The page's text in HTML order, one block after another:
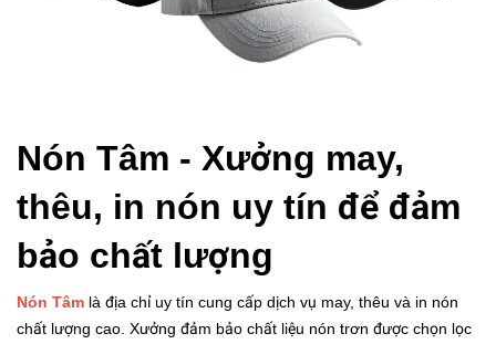
Nón Tâm - Xưởng may,
thêu, in nón uy tín để đảm
bảo chất lượng
Nón Tâm là địa chỉ uy tín cung cấp dịch vụ may, thêu và in nón
chất lượng cao. Xưởng đảm bảo chất liệu nón trơn được chọn lọc